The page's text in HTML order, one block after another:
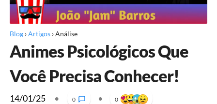
Blog ›Artigos ›Análise
Animes Psicológicos Que
Você Precisa Conhecer!
14/01/25 • 0 • 0